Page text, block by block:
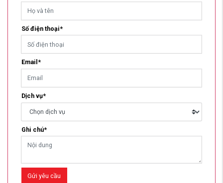
Số điện thoại*
Email*
Dịch vụ*
Ghi chú*
Gửi yêu cầu